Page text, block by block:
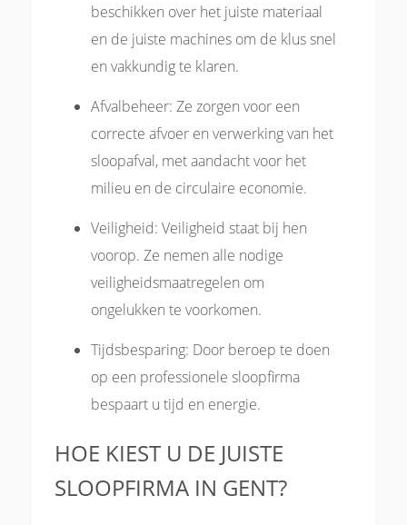
beschikken over het juiste materiaal
en de juiste machines om de klus snel
en vakkundig te klaren.
Afvalbeheer: Ze zorgen voor een
correcte afvoer en verwerking van het
sloopafval, met aandacht voor het
milieu en de circulaire economie.
Veiligheid: Veiligheid staat bij hen
voorop. Ze nemen alle nodige
veiligheidsmaatregelen om
ongelukken te voorkomen.
Tijdsbesparing: Door beroep te doen
op een professionele sloopfirma
bespaart u tijd en energie.
HOE KIEST U DE JUISTE
SLOOPFIRMA IN GENT?